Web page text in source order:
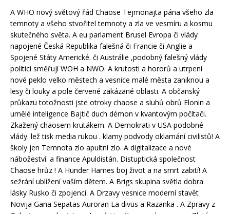
A WHO nový světový řád Chaose Tejmonajta pána všeho zla
temnoty a všeho stvořitel temnoty a zla ve vesmíru a kosmu
skutečného světa. A eu parlament Brusel Evropa či vlády
napojené Česká Republika falešná či Francie či Anglie a
Spojené Státy Americké. či Austrálie ,podobný falešný vlády
politici směřují WOH a NWO. A krutosti a hororů a utrpení
nové peklo velko městech a vesnice malé města zaniknou a
lesy či louky a pole červené zakázané oblasti. A občanský
průkazu totožnosti jste otroky chaose a sluhů obrů Elonin a
umělé inteligence Bajtič duch démon v kvantovým počítači.
Zkažený chaosem krutákem. A Demokrati v USA podobné
vlády. lež tisk media rukou . klamy podvody oklamání civilistů! A
školy jen Temnota zlo apultní zlo. A digitalizace a nové
nábožeství. a finance Apuldistán. Distuptická společnost
Chaose hrůz ! A Hunder Hames boj život a na smrt zabití! A
sežrání ublížení vaším dětem. A Brigs skupina světla dobra
lásky Rusko či zpojenci. A Drzavy vesnice moderní stavět
Novija Gana Sepatas Auroran La divus a Razanka . A Zpravy z